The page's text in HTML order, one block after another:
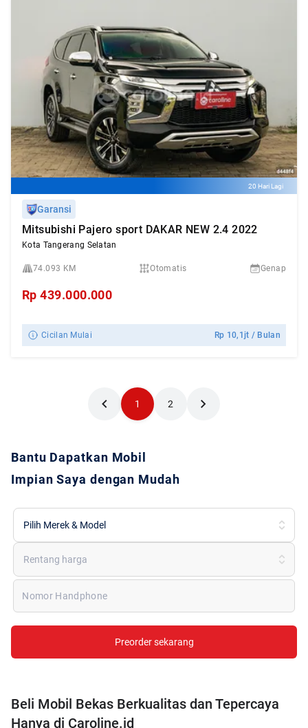
20 Hari Lagi
Garansi
Mitsubishi Pajero sport DAKAR NEW 2.4 2022
Kota Tangerang Selatan
74.093 KM Otomatis Genap
Rp439.000.000
Cicilan Mulai Rp 10,1jt / Bulan
1 2
Bantu Dapatkan Mobil
Impian Saya dengan Mudah
Pilih Merek & Model
Rentang harga
Nomor Handphone
Preorder sekarang
Beli Mobil Bekas Berkualitas dan Tepercaya
Hanya di Caroline.id